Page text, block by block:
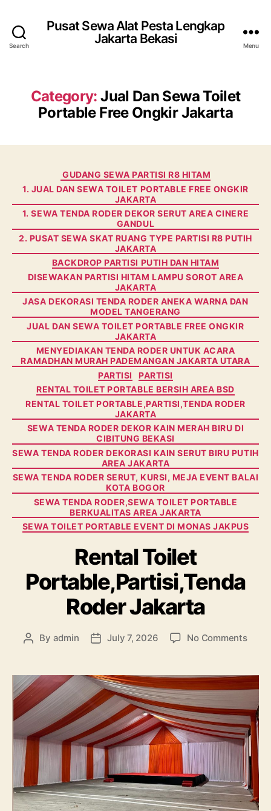
Search
Pusat Sewa Alat Pesta Lengkap
Jakarta Bekasi
Menu
Category: Jual Dan Sewa Toilet
Portable Free Ongkir Jakarta
Categories
GUDANG SEWA PARTISI R8 HITAM
1. JUAL DAN SEWA TOILET PORTABLE FREE ONGKIR
JAKARTA
1. SEWA TENDA RODER DEKOR SERUT AREA CINERE
GANDUL
2. PUSAT SEWA SKAT RUANG TYPE PARTISI R8 PUTIH
JAKARTA
BACKDROP PARTISI PUTIH DAN HITAM
DISEWAKAN PARTISI HITAM LAMPU SOROT AREA
JAKARTA
JASA DEKORASI TENDA RODER ANEKA WARNA DAN
MODEL TANGERANG
JUAL DAN SEWA TOILET PORTABLE FREE ONGKIR
JAKARTA
MENYEDIAKAN TENDA RODER UNTUK ACARA
RAMADHAN MURAH PADEMANGAN JAKARTA UTARA
PARTISI
PARTISI
RENTAL TOILET PORTABLE BERSIH AREA BSD
RENTAL TOILET PORTABLE,PARTISI,TENDA RODER
JAKARTA
SEWA TENDA RODER DEKOR KAIN MERAH BIRU DI
CIBITUNG BEKASI
SEWA TENDA RODER DEKORASI KAIN SERUT BIRU PUTIH
AREA JAKARTA
SEWA TENDA RODER SERUT, KURSI, MEJA EVENT BALAI
KOTA BOGOR
SEWA TENDA RODER,SEWA TOILET PORTABLE
BERKUALITAS AREA JAKARTA
SEWA TOILET PORTABLE EVENT DI MONAS JAKPUS
Rental Toilet
Portable,Partisi,Tenda
Roder Jakarta
Post
By admin
PostJuly 7, 2026 No Commentson